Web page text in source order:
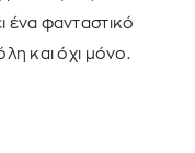
ένα φανταστικό
και όχι μόνο.